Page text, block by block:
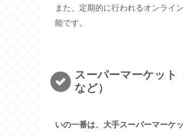
また、定期的に行われるオンライ
能です。
スーパーマーケット
など）
いの一番は、大手スーパーマーケ